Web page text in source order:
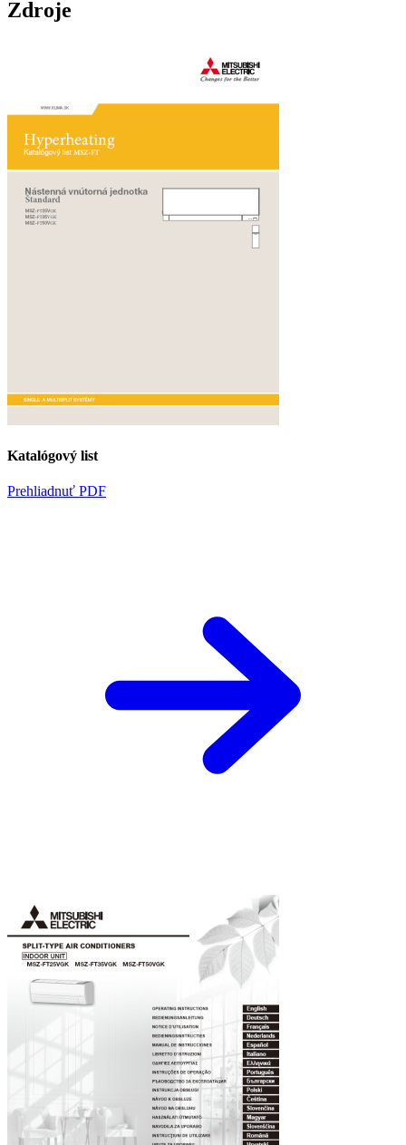
Zdroje
Katalógový list
Prehliadnuť PDF